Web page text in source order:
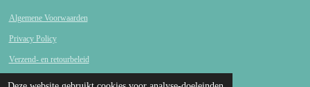
Algemene Voorwaarden
Privacy Policy
Verzend- en retourbeleid